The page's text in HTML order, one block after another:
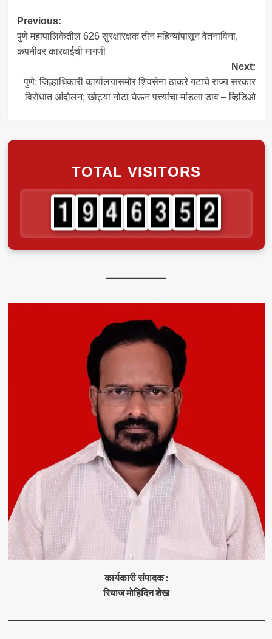
Post
navigation
Previous:
पुणे महापालिकेतील 626 सुरक्षारक्षक तीन महिन्यांपासून वेतनाविना,
कंपनीवर कारवाईची मागणी
Next:
पुणे: जिल्हाधिकारी कार्यालयासमोर शिवसेना ठाकरे गटाचे राज्य सरकार
विरोधात आंदोलन; खोट्या नोटा घेऊन पत्त्यांचा मांडला डाव – व्हिडिओ
TOTAL VISITORS
कार्यकारी संपादक :
रियाज मोहिदिन शेख